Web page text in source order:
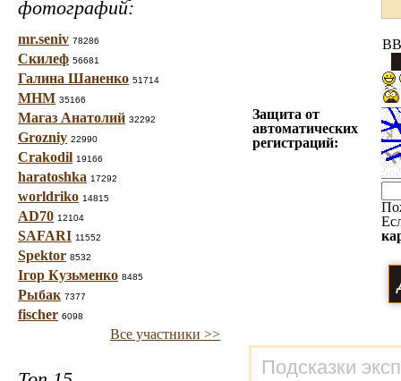
фотографий:
mr.seniv 78286
Скилеф 56681
Галина Шаненко 51714
МНМ 35166
Магаз Анатолий 32292
Grozniy 22990
Crakodil 19166
haratoshka 17292
worldriko 14815
AD70 12104
SAFARI 11552
Spektor 8532
Ігор Кузьменко 8485
Рыбак 7377
fischer 6098
Все участники >>
Защита от
автоматических
регистраций:
Подсказки